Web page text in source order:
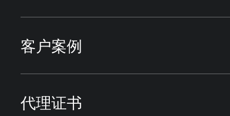
蓄能器
TOKYO KEIKI东京计器
机床行业
冶金行业
客户案例
应用行业
代理证书